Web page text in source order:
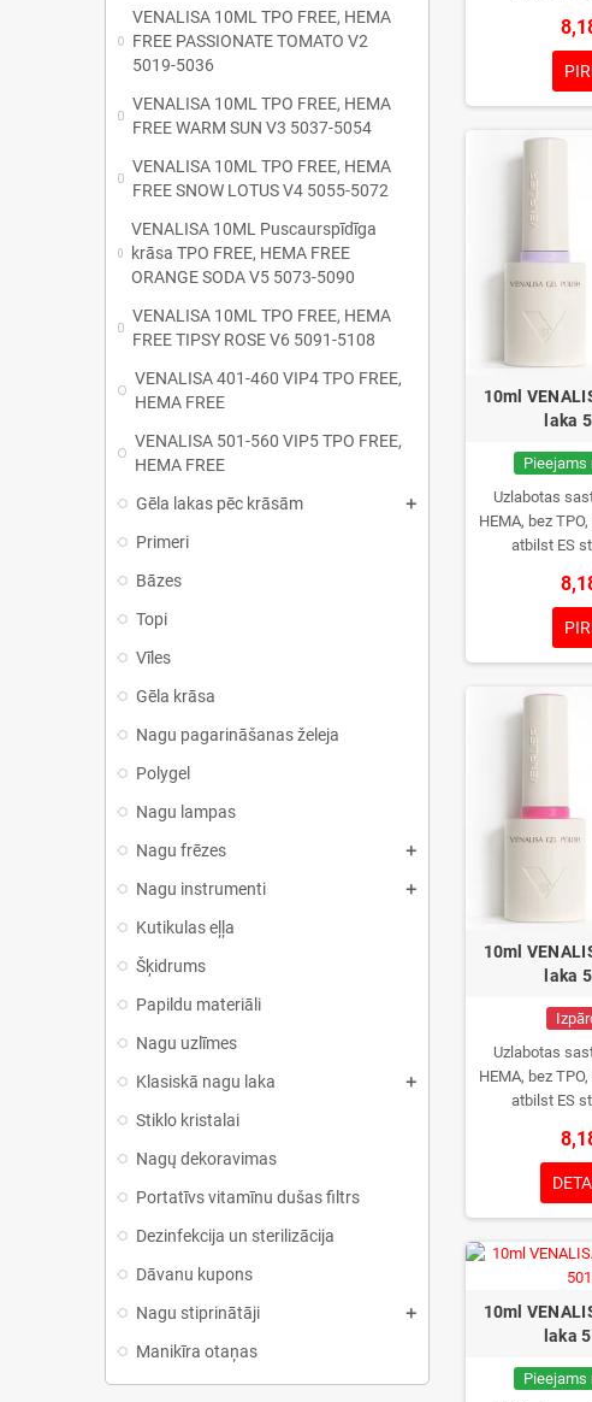
VENALISA 10ML TPO FREE, HEMA
FREE PASSIONATE TOMATO V2
5019-5036
VENALISA 10ML TPO FREE, HEMA
FREE WARM SUN V3 5037-5054
VENALISA 10ML TPO FREE, HEMA
FREE SNOW LOTUS V4 5055-5072
VENALISA 10ML Puscaurspīdīga
krāsa TPO FREE, HEMA FREE
ORANGE SODA V5 5073-5090
VENALISA 10ML TPO FREE, HEMA
FREE TIPSY ROSE V6 5091-5108
VENALISA 401-460 VIP4 TPO FREE,
HEMA FREE
VENALISA 501-560 VIP5 TPO FREE,
HEMA FREE
Gēla lakas pēc krāsām
Primeri
Bāzes
Topi
Vīles
Gēla krāsa
Nagu pagarināšanas želeja
Polygel
Nagu lampas
Nagu frēzes
Nagu instrumenti
Kutikulas eļļa
Šķidrums
Papildu materiāli
Nagu uzlīmes
Klasiskā nagu laka
Stiklo kristalai
Nagų dekoravimas
Portatīvs vitamīnu dušas filtrs
Dezinfekcija un sterilizācija
Dāvanu kupons
Nagu stiprinātāji
Manikīra otaņas
10ml
laka
Pieejams
Uzlabotas
HEMA, bez
atbilst ES
10ml
laka
Uzlabotas
HEMA, bez
atbilst ES
10ml
laka
Pieejams